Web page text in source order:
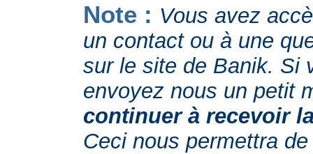
Note : Vous avez
un contact ou à une
sur le site de Banik. Si
envoyez nous un petit
continuer à recevoir
Ceci nous permettra